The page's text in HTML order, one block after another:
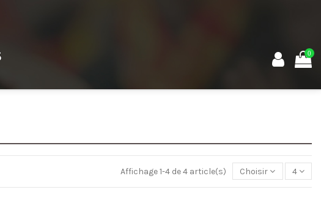
0
Affichage 1-4 de 4 article(s) Choisir 4